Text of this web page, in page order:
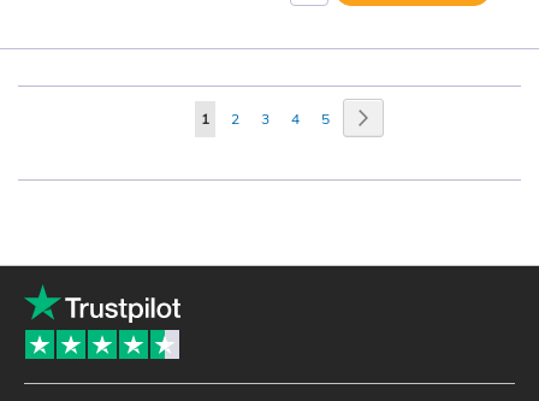
Side
You're
1 Side
2 Side
3 Side
4 Side
5